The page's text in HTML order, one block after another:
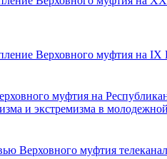
Верховного муфтия на IX
муфтия на
и экстремизма в
Верховного муфтия